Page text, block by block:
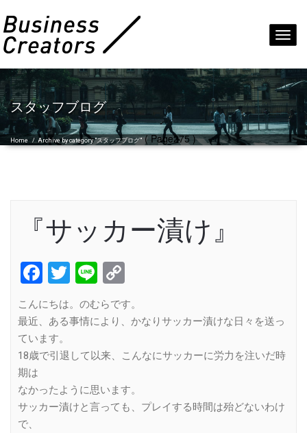
スタッフブログ
Home /Archive by category "スタッフブログ"( Page275 )
『サッカー漬け』
Facebook
Twitter
Line
Link
こんにちは。のむらです。
最近、ある事情により、かなりサッカー漬けな日々を送っ
ています。
18歳で引退して以来、こんなにサッカーに労力を注いだ時
期は
なかったように思います。
サッカー漬けと言っても、プレイする時間は殆どないわけ
で、